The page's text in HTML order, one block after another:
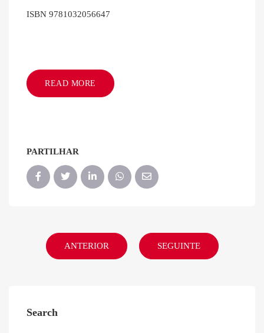
ISBN 9781032056647
READ MORE
PARTILHAR
ANTERIOR SEGUINTE
Search